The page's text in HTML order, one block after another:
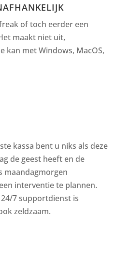
of toch eerder een
maakt niet uit,
kan met Windows, MacOS,
kassa bent u niks als deze
de geest heeft en de
maandagmorgen
interventie te plannen.
7 supportdienst is
zeldzaam.